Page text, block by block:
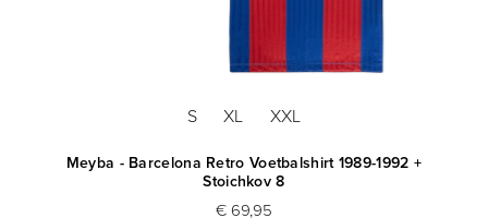
S XL XXL
Meyba - Barcelona Retro Voetbalshirt 1989-1992 +
Stoichkov 8
€ 69,95